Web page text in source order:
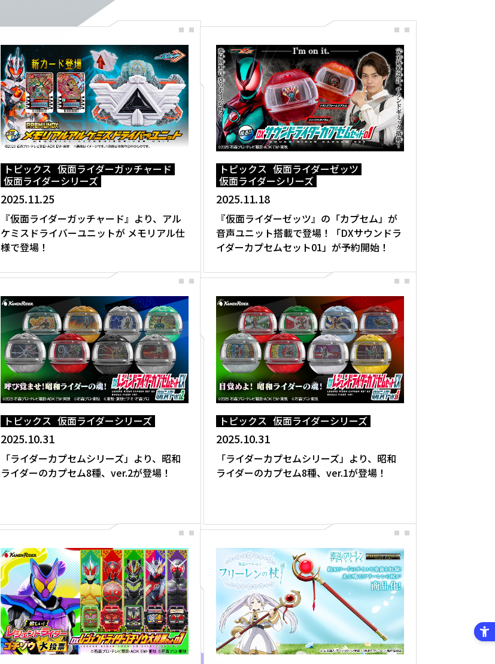
トピックス 仮面ライダーガッチャード
仮面ライダーシリーズ
2025.11.25
『仮面ライダーガッチャード』より、アル
ケミスドライバーユニットが メモリアル仕
様で登場！
トピックス 仮面ライダーゼッツ
仮面ライダーシリーズ
2025.11.18
『仮面ライダーゼッツ』の「カプセム」が
音声ユニット搭載で登場！「DXサウンドラ
イダーカプセムセット01」が予約開始！
トピックス 仮面ライダーシリーズ
2025.10.31
「ライダーカプセムシリーズ」より、昭和
ライダーのカプセム8種、ver.2が登場！
トピックス 仮面ライダーシリーズ
2025.10.31
「ライダーカプセムシリーズ」より、昭和
ライダーのカプセム8種、ver.1が登場！